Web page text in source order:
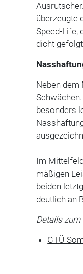
überzeugte
Speed-Life,
dicht
Neben dem
besonders
Im
mäßigen
beiden
deutlich an
Details
GTÜ-